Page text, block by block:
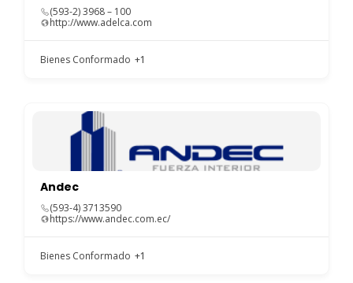
(593-2) 3968 – 100
http://www.adelca.com
Bienes Conformado +1
Andec
(593-4) 3713590
https://www.andec.com.ec/
Bienes Conformado +1